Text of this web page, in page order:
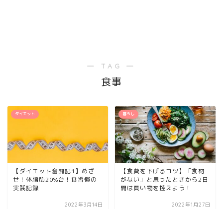
― TAG ―
食事
ダイエット
【ダイエット奮闘記1】めざ
せ！体脂肪20%台！食習慣の
実践記録
2022年3月14日
暮らし
【食費を下げるコツ】「食材
がない」と思ったときから2日
間は買い物を控えよう！
2022年1月27日